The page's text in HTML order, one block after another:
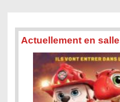
Actuellement en